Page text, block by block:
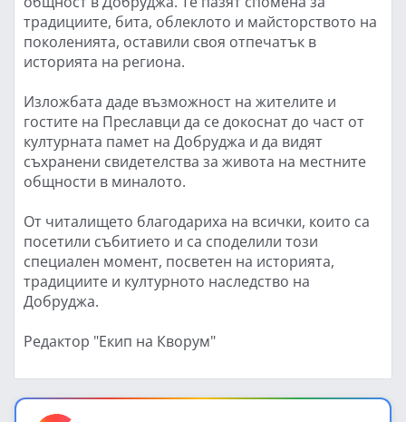
традициите, бита, облеклото и майсторството на
поколенията, оставили своя отпечатък в
историята на региона.
Изложбата даде възможност на жителите и
гостите на Преславци да се докоснат до част от
културната памет на Добруджа и да видят
съхранени свидетелства за живота на местните
общности в миналото.
От читалището благодариха на всички, които са
посетили събитието и са споделили този
специален момент, посветен на историята,
традициите и културното наследство на
Добруджа.
Редактор "Екип на Кворум"